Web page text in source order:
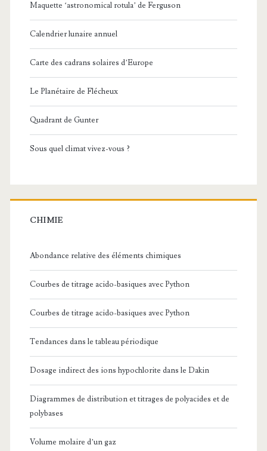
Maquette ‘astronomical rotula’ de Ferguson
Calendrier lunaire annuel
Carte des cadrans solaires d’Europe
Le Planétaire de Flécheux
Quadrant de Gunter
Sous quel climat vivez-vous ?
CHIMIE
Abondance relative des éléments chimiques
Courbes de titrage acido-basiques avec Python
Courbes de titrage acido-basiques avec Python
Tendances dans le tableau périodique
Dosage indirect des ions hypochlorite dans le Dakin
Diagrammes de distribution et titrages de polyacides et de
polybases
Volume molaire d’un gaz